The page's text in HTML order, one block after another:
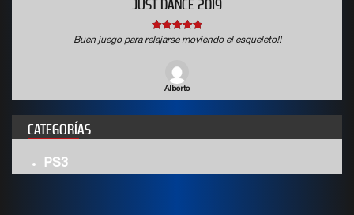
JUST DANCE 2019
5out of 5
Buen juego para relajarse moviendo el esqueleto!!
Alberto
CATEGORÍAS
PS3